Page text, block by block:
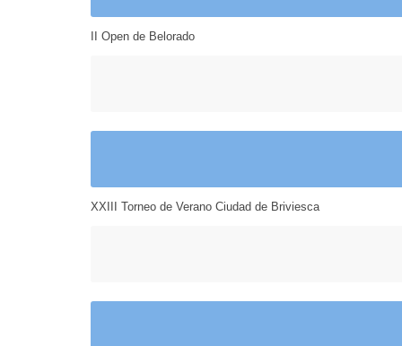
II Open de Belorado
XXIII Torneo de Verano Ciudad de Briviesca